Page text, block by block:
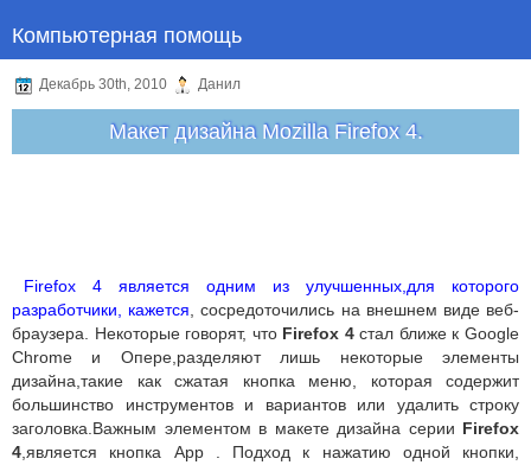
Компьютерная помощь
Декабрь 30th, 2010 Данил
Макет дизайна Mozilla Firefox 4.
Firefox 4 является одним из улучшенных,для которого
разработчики, кажется , сосредоточились на внешнем виде веб-
браузера. Некоторые говорят, что Firefox 4стал ближе к Google
Chrome и Опере,разделяют лишь некоторые элементы
дизайна,такие как сжатая кнопка меню, которая содержит
большинство инструментов и вариантов или удалить строку
заголовка.Важным элементом в макете дизайна серии Firefox
4 ,является кнопка App . Подход к нажатию одной кнопки,